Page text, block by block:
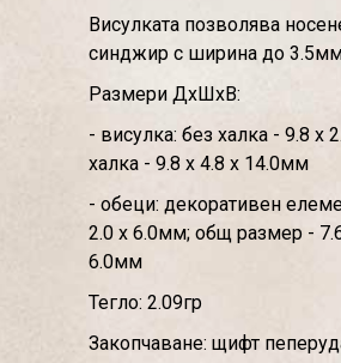
Висулката позволява
синджир с ширина до
Размери ДхШхВ:
- висулка: без халка - 9.8 х
халка - 9.8 х 4.8 х 14.0мм
- обеци: декоративен
2.0 х 6.0мм; общ размер -
6.0мм
Тегло: 2.09гр
Закопчаване: щифт